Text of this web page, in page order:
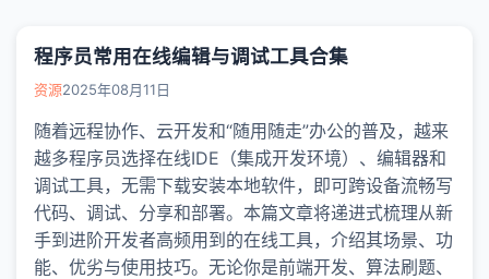
程序员常用在线编辑与调试工具合集
资源2025年08月11日
随着远程协作、云开发和“随用随走”办公的普及，越来
越多程序员选择在线IDE（集成开发环境）、编辑器和
调试工具，无需下载安装本地软件，即可跨设备流畅写
代码、调试、分享和部署。本篇文章将递进式梳理从新
手到进阶开发者高频用到的在线工具，介绍其场景、功
能、优劣与使用技巧。无论你是前端开发、算法刷题、